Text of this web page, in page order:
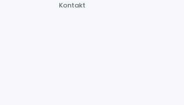
Kontakt